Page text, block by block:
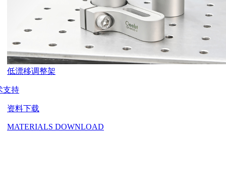
低漂移调整架
支持
资料下载
MATERIALS DOWNLOAD